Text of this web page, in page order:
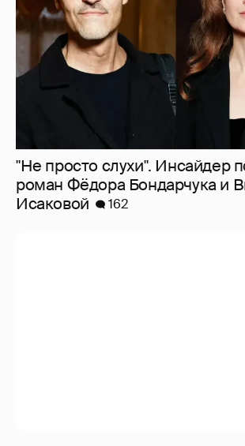
"Не просто слухи". Инсайдер
роман Фёдора Бондарчука и
Исаковой
162